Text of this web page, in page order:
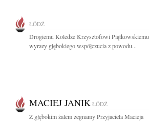
ŁÓDŹ
Drogiemu Koledze Krzysztofowi Piątkowskiemu
wyrazy głębokiego współczucia z powodu...
MACIEJ JANIK ŁÓDŹ
Z głębokim żalem żegnamy Przyjaciela Macieja